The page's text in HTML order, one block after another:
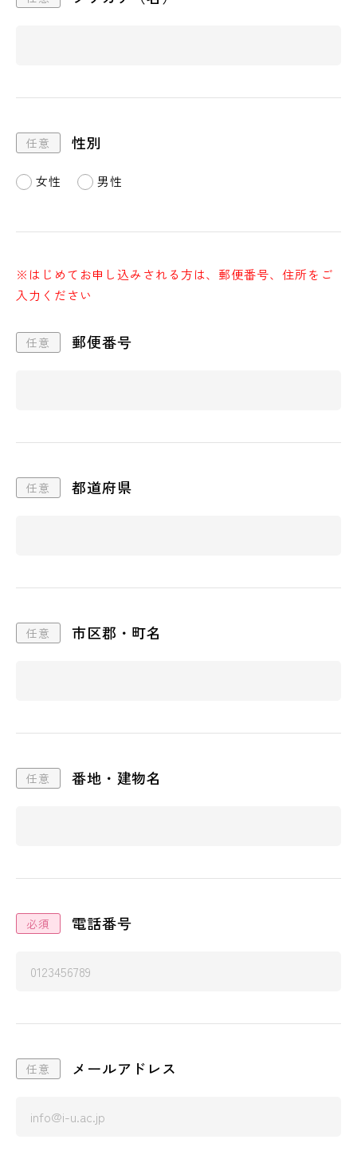
性別
女性 男性
※はじめてお申し込みされる方は、郵便番号、住所をご
入力ください
郵便番号
都道府県
市区郡・町名
番地・建物名
電話番号
メールアドレス